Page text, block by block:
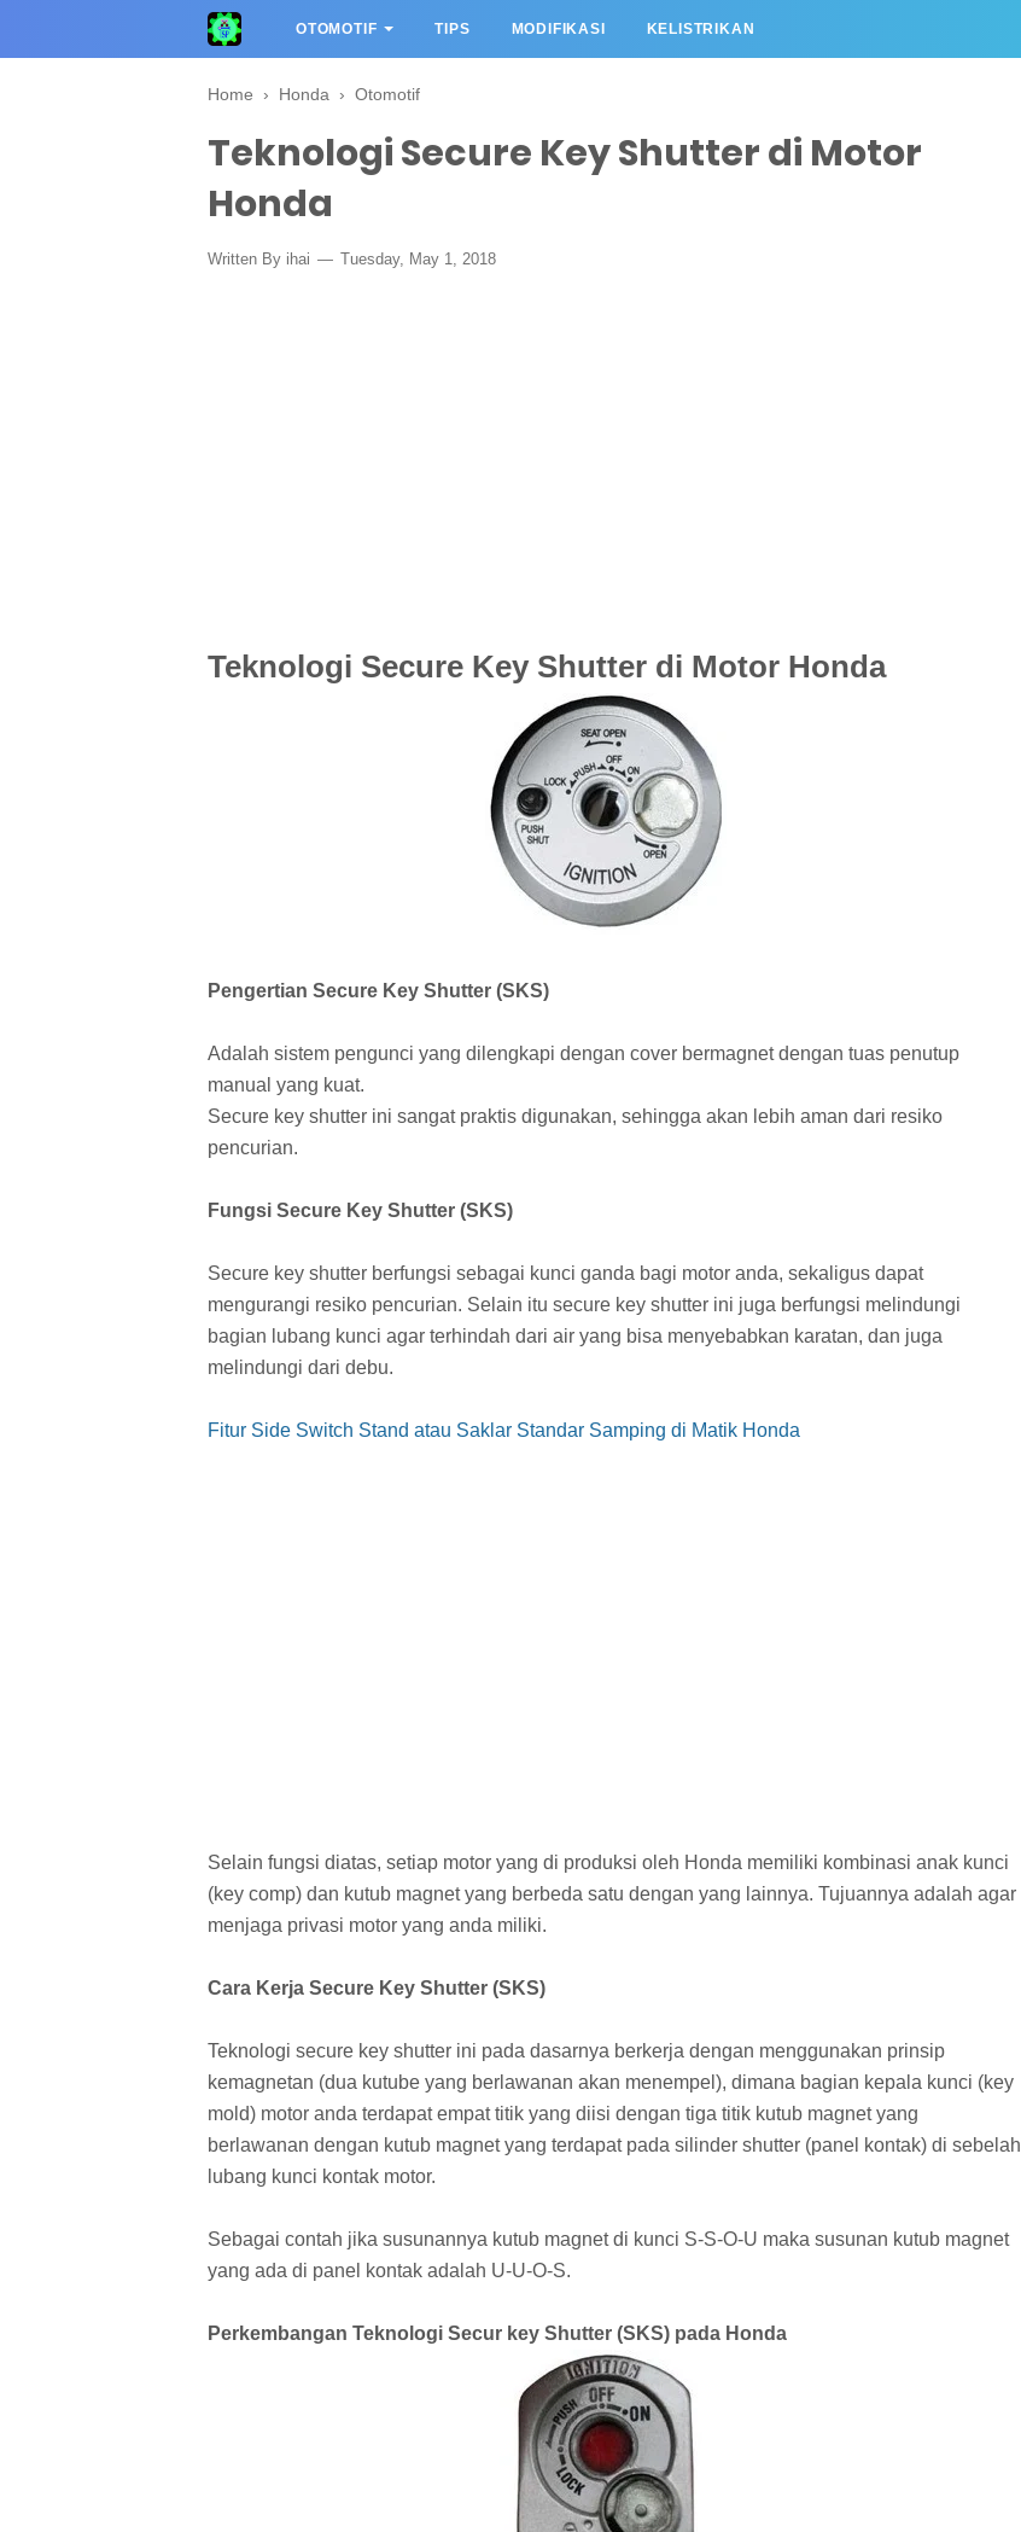
OTOMOTIF TIPS MODIFIKASI KELISTRIKAN
Home › Honda › Otomotif
Teknologi Secure Key Shutter di Motor
Honda
Written By ihai Tuesday, May 1, 2018
Teknologi Secure Key Shutter di Motor Honda
Pengertian Secure Key Shutter (SKS)
Adalah sistem pengunci yang dilengkapi dengan cover bermagnet dengan tuas penutup
manual yang kuat.
Secure key shutter ini sangat praktis digunakan, sehingga akan lebih aman dari resiko
pencurian.
Fungsi Secure Key Shutter (SKS)
Secure key shutter berfungsi sebagai kunci ganda bagi motor anda, sekaligus dapat
mengurangi resiko pencurian. Selain itu secure key shutter ini juga berfungsi melindungi
bagian lubang kunci agar terhindah dari air yang bisa menyebabkan karatan, dan juga
melindungi dari debu.
Fitur Side Switch Stand atau Saklar Standar Samping di Matik Honda
Selain fungsi diatas, setiap motor yang di produksi oleh Honda memiliki kombinasi anak kunci
(key comp) dan kutub magnet yang berbeda satu dengan yang lainnya. Tujuannya adalah agar
menjaga privasi motor yang anda miliki.
Cara Kerja Secure Key Shutter (SKS)
Teknologi secure key shutter ini pada dasarnya berkerja dengan menggunakan prinsip
kemagnetan (dua kutube yang berlawanan akan menempel), dimana bagian kepala kunci (key
mold) motor anda terdapat empat titik yang diisi dengan tiga titik kutub magnet yang
berlawanan dengan kutub magnet yang terdapat pada silinder shutter (panel kontak) di sebelah
lubang kunci kontak motor.
Sebagai contah jika susunannya kutub magnet di kunci S-S-O-U maka susunan kutub magnet
yang ada di panel kontak adalah U-U-O-S.
Perkembangan Teknologi Secur key Shutter (SKS) pada Honda